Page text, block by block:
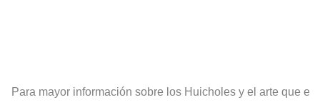
Para mayor información sobre los Huicholes y el arte que